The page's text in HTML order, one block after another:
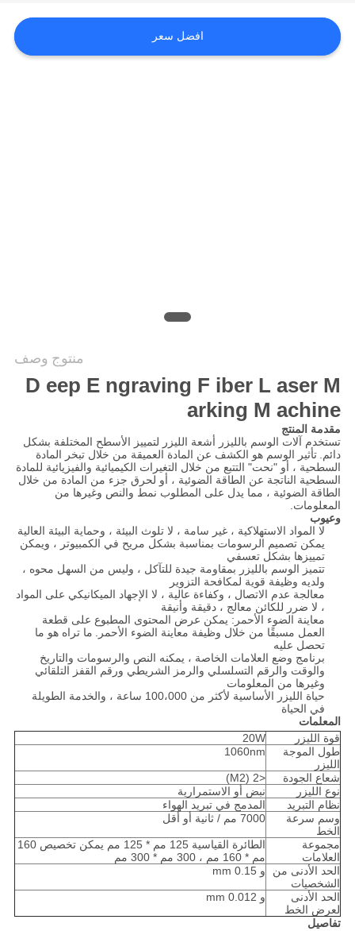
اطلب
افضل سعر
منتوج وصف
D eep E ngraving F iber L aser M
arking M achine
مقدمة المنتج
تستخدم آلات الوسم بالليزر أشعة الليزر لتمييز الأسطح المختلفة بشكل
دائم. تأثير الوسم هو الكشف عن المادة العميقة من خلال تبخر المادة
السطحية ، أو "نحت" التتبع من خلال التغيرات الكيميائية والفيزيائية للمادة
السطحية الناتجة عن الطاقة الضوئية ، أو لحرق جزء من المادة من خلال
الطاقة الضوئية ، مما يدل على المطلوب نمط والنص وغيرها من
المعلومات.
وعيوب
لا المواد الاستهلاكية ، غير سامة ، لا تلوث البيئة ، وحماية البيئة العالية
يمكن تصميم الرسومات بمناسبة بشكل مريح في الكمبيوتر ، ويمكن
تمييزها بشكل تعسفي
تتميز الوسم بالليزر بمقاومة جيدة للتآكل ، وليس من السهل محوه ،
ولديه وظيفة قوية لمكافحة التزوير
معالجة عدم الاتصال ، وكفاءة عالية ، لا الإجهاد الميكانيكي على المواد
، لا ضرر للكائن معالج ، دقيقة وأنيقة
معاينة الضوء الأحمر: يمكن عرض المحتوى المطبوع على قطعة
العمل مسبقًا من خلال وظيفة معاينة الضوء الأحمر. ما تراه هو ما
تحصل عليه
برنامج وضع العلامات الخاصة ، يمكنه النص والرسومات والتاريخ
والوقت والرقم التسلسلي والرمز الشريطي ورقم القفز التلقائي
وغيرها من المعلومات
حياة الليزر الأساسية لأكثر من 100،000 ساعة ، والخدمة الطويلة
في الحياة
المعلمات
قوة الليزر
20W
طول الموجة
الليزر
1060nm
شعاع الجودة
<2 (M2)
نوع الليزر
نبض أو الاستمرارية
نظام التبريد
المدمج في تبريد الهواء
وسم سرعة
الخط
7000 مم / ثانية أو أقل
مجموعة
العلامات
الطائرة القياسية 125 مم * 125 مم يمكن تخصيص 160
مم * 160 مم ، 300 مم * 300 مم
الحد الأدنى من
الشخصيات
و 0.15 mm
الحد الأدنى
لعرض الخط
و 0.012 mm
تفاصيل